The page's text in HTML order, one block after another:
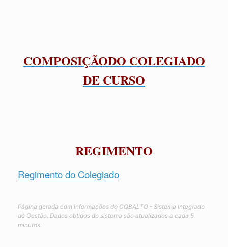
COMPOSIÇÃODO COLEGIADO
DE CURSO
REGIMENTO
Regimento do Colegiado
Página gerada com informações do COBALTO - Sistema Integrado
de Gestão. Dados obtidos do sistema são atualizados a cada 5
minutos.